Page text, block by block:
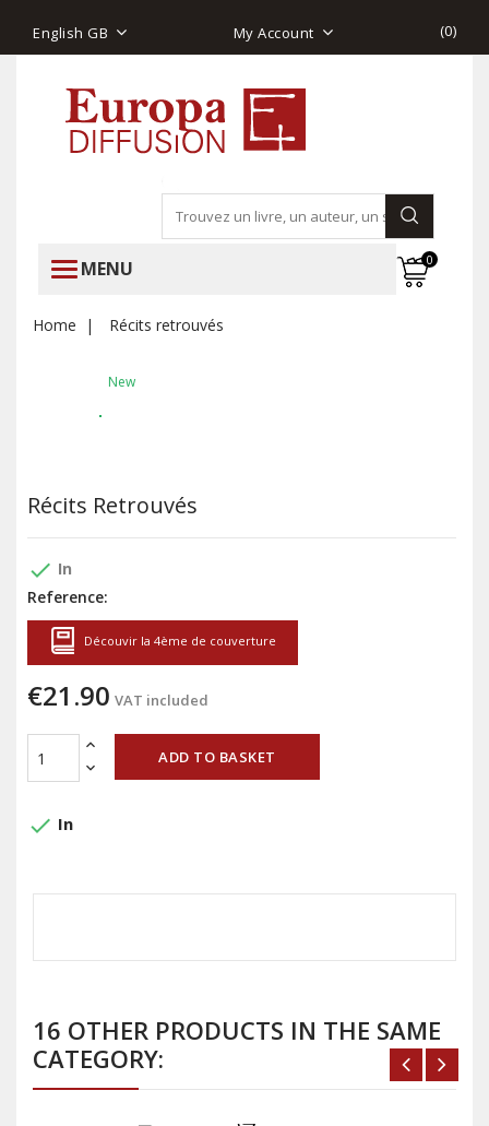
English GB My Account (0)
MENU 0
Home Récits retrouvés
New
Récits Retrouvés
done In
Reference:
Découvir la 4ème de couverture
€21.90 VAT included
ADD TO BASKET
done In
16 OTHER PRODUCTS IN THE SAME
CATEGORY: